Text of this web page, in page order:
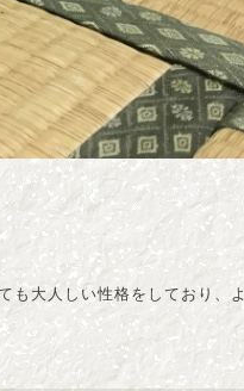
も大人しい性格をしており、よ